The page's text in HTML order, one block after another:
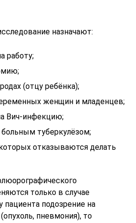
назначают:
работу;
(отцу ребёнка);
женщин и младенцев;
Вич-инфекцию;
больным туберкулёзом;
отказываются делать
только в случае
пациента подозрение на
пневмония), то